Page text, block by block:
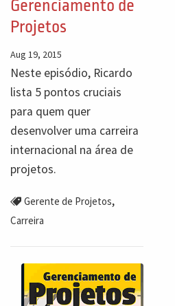
Gerenciamento de
Projetos
Aug 19, 2015
Neste episódio, Ricardo
lista 5 pontos cruciais
para quem quer
desenvolver uma carreira
internacional na área de
projetos.
Gerente de Projetos,
Carreira